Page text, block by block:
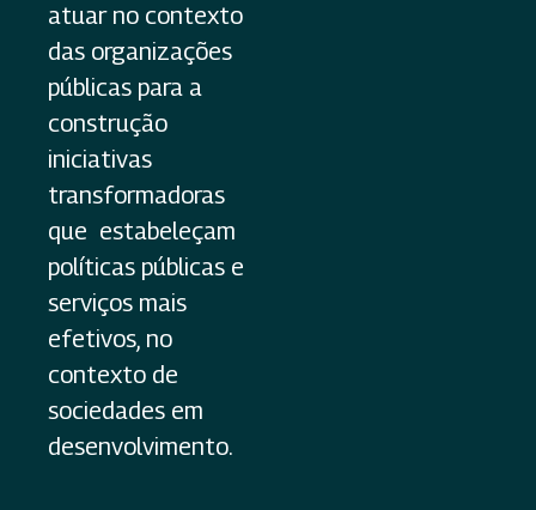
atuar no contexto
das organizações
públicas para a
construção
iniciativas
transformadoras
que estabeleçam
políticas públicas e
serviços mais
efetivos, no
contexto de
sociedades em
desenvolvimento.